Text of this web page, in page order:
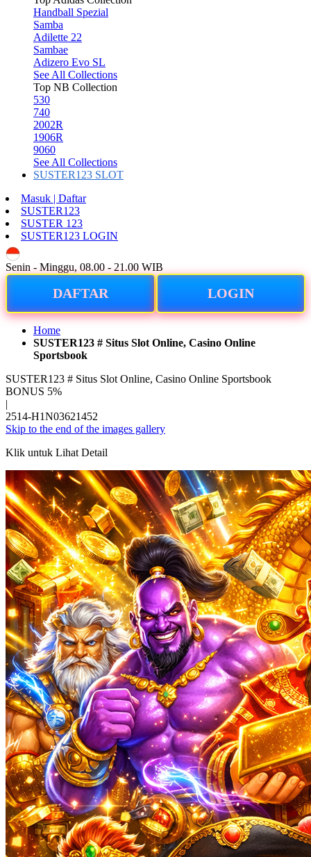
Handball Spezial
Samba
Adilette 22
Sambae
Adizero Evo SL
See All Collections
Top NB Collection
530
740
2002R
1906R
9060
See All Collections
SUSTER123 SLOT
Masuk | Daftar
SUSTER123
SUSTER 123
SUSTER123 LOGIN
Senin - Minggu, 08.00 - 21.00 WIB
DAFTAR LOGIN
Home
SUSTER123 # Situs Slot Online, Casino Online
Sportsbook
SUSTER123 # Situs Slot Online, Casino Online Sportsbook
BONUS 5%
|
2514-H1N03621452
Skip to the end of the images gallery
Klik untuk Lihat Detail